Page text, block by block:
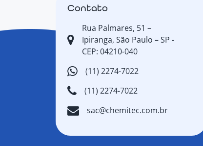
Contato
Rua Palmares, 51 –
Ipiranga, São Paulo – SP -
CEP: 04210-040
(11) 2274-7022
(11) 2274-7022
sac@chemitec.com.br